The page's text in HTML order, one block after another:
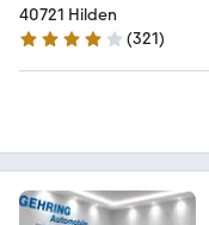
40721 Hilden
4.2 Sterne
(321)